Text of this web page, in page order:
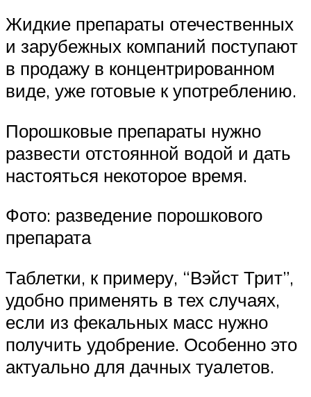
Жидкие препараты отечественных
и зарубежных компаний поступают
в продажу в концентрированном
виде, уже готовые к употреблению.
Порошковые препараты нужно
развести отстоянной водой и дать
настояться некоторое время.
Фото: разведение порошкового
препарата
Таблетки, к примеру, “Вэйст Трит”,
удобно применять в тех случаях,
если из фекальных масс нужно
получить удобрение. Особенно это
актуально для дачных туалетов.